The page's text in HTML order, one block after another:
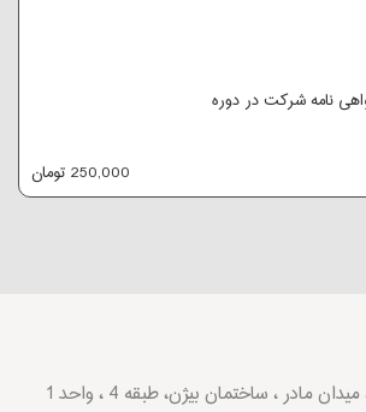
نامه شرکت در دوره
250,000 تومان
مادر ، ساختمان بیژن، طبقه 4 ، واحد 1